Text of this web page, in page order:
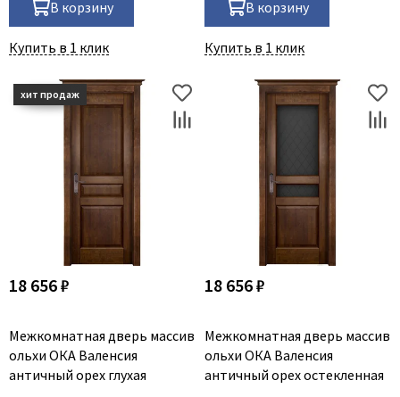
В корзину
Купить в 1 клик
В корзину
Купить в 1 клик
18 656 ₽
Межкомнатная дверь массив
ольхи ОКА Валенсия
античный орех глухая
18 656 ₽
Межкомнатная дверь массив
ольхи ОКА Валенсия
античный орех остекленная